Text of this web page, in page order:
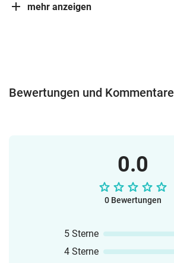
mehr anzeigen
Bewertungen und Kommentare
0.0
0 Bewertungen
5 Sterne
4 Sterne